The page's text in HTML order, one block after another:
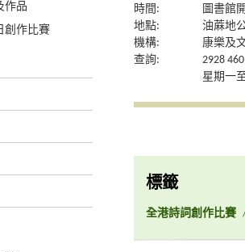
作品
創作比賽
時間:
圖書館
地點:
油蔴地
機構:
康樂及
查詢:
2928
星期一
標籤
全港詩詞創作比賽